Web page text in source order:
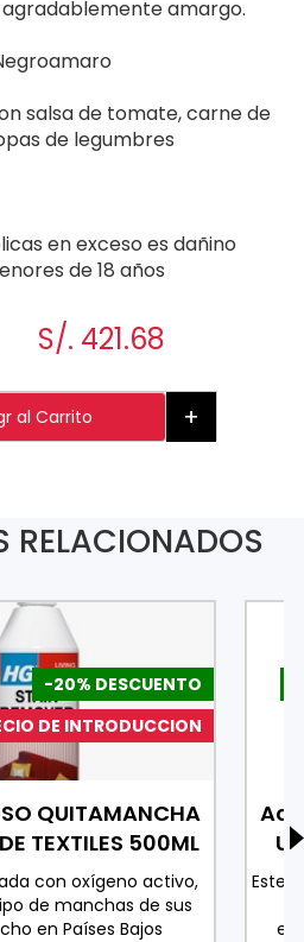
amargo.
salsa de tomate, carne de
de legumbres
en exceso es dañino
de 18 años
S/. 421.68
al Carrito +
RELACIONADOS
-20% DESCUENTO
DE INTRODUCCION
QUITAMANCHA
TEXTILES 500ML
con oxígeno activo,
de manchas de sus
en Países Bajos
Este